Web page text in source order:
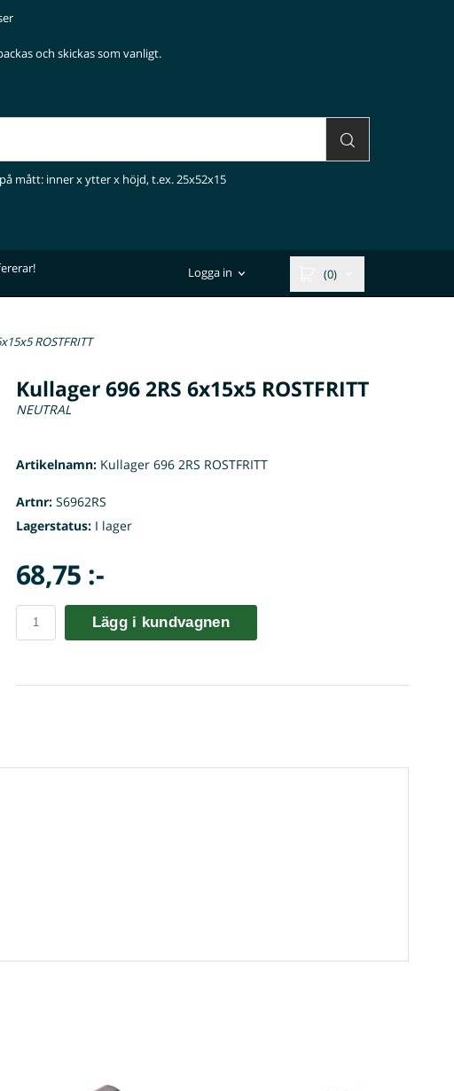
och skickas som vanligt.
mått: inner x ytter x höjd, t.ex. 25x52x15
Logga in (0)
ROSTFRITT
Kullager 696 2RS 6x15x5 ROSTFRITT
NEUTRAL
Artikelnamn:Kullager 696 2RS ROSTFRITT
Artnr:S6962RS
Lagerstatus:I lager
68,75 :-
Lägg i kundvagnen